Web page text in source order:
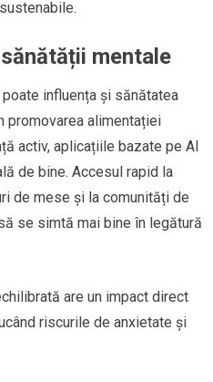
mentale
influența și sănătatea
promovarea alimentației
activ, aplicațiile bazate pe AI
de bine. Accesul rapid la
de mese și la comunități de
se simtă mai bine în legătură
are un impact direct
riscurile de anxietate și